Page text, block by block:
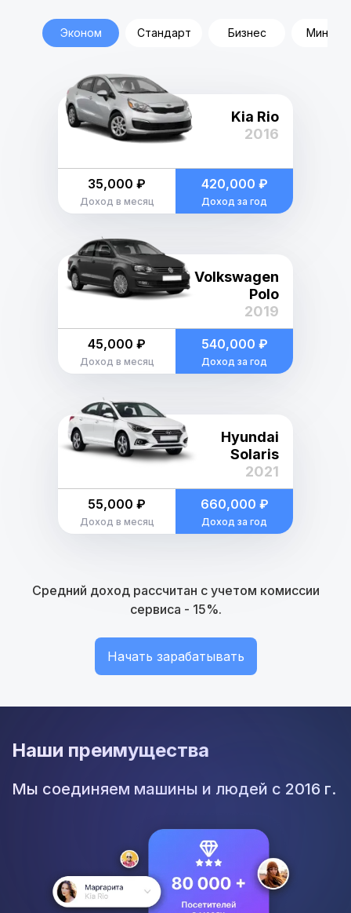
Эконом Стандарт Бизнес
Kia Rio
2016
35,000 ₽
Доход в месяц
420,000 ₽
Доход за год
Volkswagen
Polo
2019
45,000 ₽
Доход в месяц
540,000 ₽
Доход за год
Hyundai
Solaris
2021
55,000 ₽
Доход в месяц
660,000 ₽
Доход за год
Средний доход рассчитан с учетом комиссии
сервиса - 15%.
Начать зарабатывать
Наши преимущества
Мы соединяем машины и людей с 2016 г.